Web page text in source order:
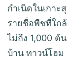
กำเนิดในเกา
รายชื่อพืชที่ใก
ไม่ถึง 1,000 ต้
บ้าน ทาวน์โฮม